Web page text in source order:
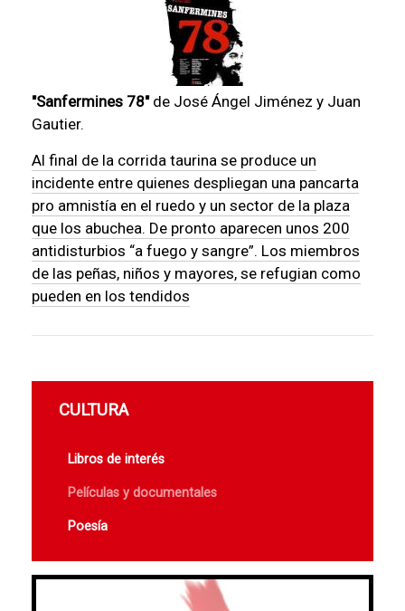
"Sanfermines 78"de José Ángel Jiménez y Juan
Gautier.
Al final de la corrida taurina se produce un
incidente entre quienes despliegan una pancarta
pro amnistía en el ruedo y un sector de la plaza
que los abuchea. De pronto aparecen unos 200
antidisturbios “a fuego y sangre”. Los miembros
de las peñas, niños y mayores, se refugian como
pueden en los tendidos
CULTURA
Libros de interés
Películas y documentales
Poesía